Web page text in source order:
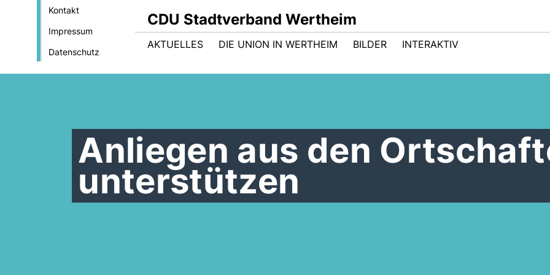
Kontakt
Impressum
Datenschutz
CDU Stadtverband Wertheim
AKTUELLES DIE UNION IN WERTHEIM BILDER INTERAKTIV
Anliegen aus den
unterstützen